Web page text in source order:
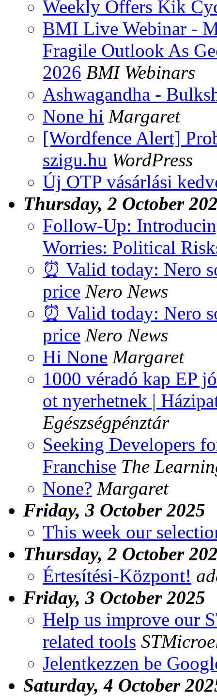
Weekly Offers Kik
BMI Live Webinar -
Fragile Outlook As
2026 BMI Webinars
Ashwagandha -
None hi Margaret
[Wordfence Alert]
szigu.hu WordPress
Új OTP vásárlási
Thursday, 2 October
Follow-Up:
Worries: Political
⏰ Valid today: Nero
price Nero News
⏰ Valid today: Nero
price Nero News
Hi None Margaret
1000 véradó kap EP
ot nyerhetnek |
Egészségpénztár
Seeking Developers
Franchise The
None? Margaret
Friday, 3 October 2025
This week our
Thursday, 2 October
Értesítési-Központ!
Friday, 3 October 2025
Help us improve our
related tools
Jelentkezzen be
Saturday, 4 October